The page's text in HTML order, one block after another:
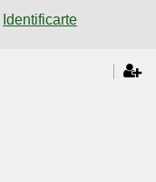
Identificarte